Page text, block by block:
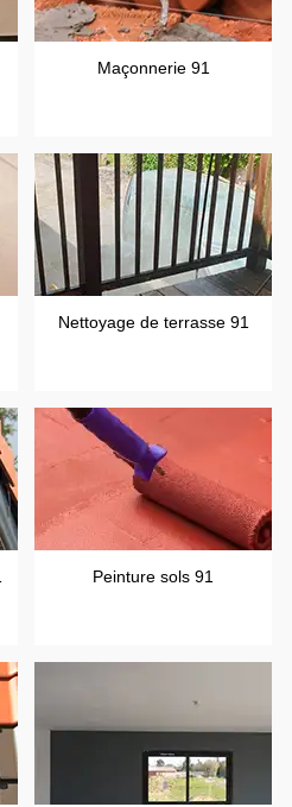
Maçonnerie 91
Nettoyage de terrasse 91
Peinture sols 91